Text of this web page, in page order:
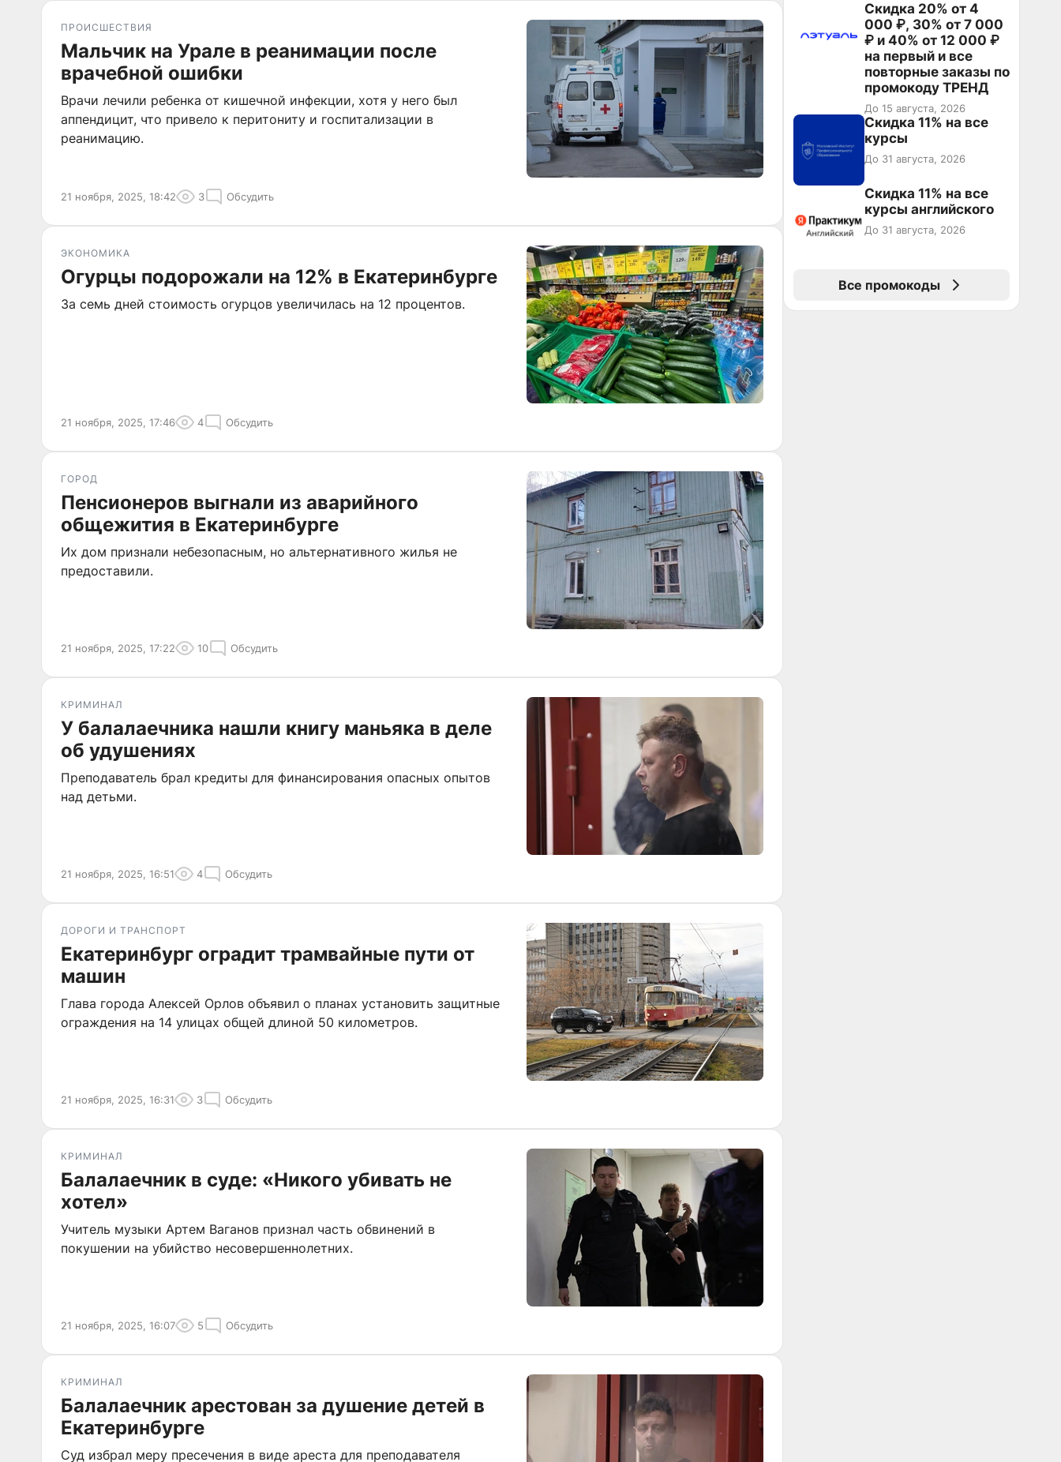
ПРОИСШЕСТВИЯ
Мальчик на Урале в реанимации после
врачебной ошибки
Врачи лечили ребенка от кишечной инфекции, хотя у него был
аппендицит, что привело к перитониту и госпитализации в
реанимацию.
21 ноября, 2025, 18:42 3 Обсудить
ЭКОНОМИКА
Огурцы подорожали на 12% в Екатеринбурге
За семь дней стоимость огурцов увеличилась на 12 процентов.
21 ноября, 2025, 17:46 4 Обсудить
ГОРОД
Пенсионеров выгнали из аварийного
общежития в Екатеринбурге
Их дом признали небезопасным, но альтернативного жилья не
предоставили.
21 ноября, 2025, 17:22 10 Обсудить
КРИМИНАЛ
У балалаечника нашли книгу маньяка в деле
об удушениях
Преподаватель брал кредиты для финансирования опасных опытов
над детьми.
21 ноября, 2025, 16:51 4 Обсудить
ДОРОГИ И ТРАНСПОРТ
Екатеринбург оградит трамвайные пути от
машин
Глава города Алексей Орлов объявил о планах установить защитные
ограждения на 14 улицах общей длиной 50 километров.
21 ноября, 2025, 16:31 3 Обсудить
КРИМИНАЛ
Балалаечник в суде: «Никого убивать не
хотел»
Учитель музыки Артем Ваганов признал часть обвинений в
покушении на убийство несовершеннолетних.
21 ноября, 2025, 16:07 5 Обсудить
КРИМИНАЛ
Балалаечник арестован за душение детей в
Екатеринбурге
Суд избрал меру пресечения в виде ареста для преподавателя
Скидка 20% от 4
000 ₽, 30% от 7 000
₽ и 40% от 12 000 ₽
на первый и все
повторные заказы по
промокоду ТРЕНД
До 15 августа, 2026
Скидка 11% на все
курсы
До 31 августа, 2026
Скидка 11% на все
курсы английского
До 31 августа, 2026
Все промокоды